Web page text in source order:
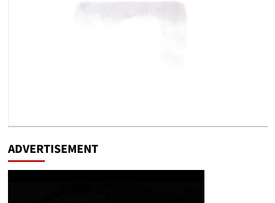
ADVERTISEMENT